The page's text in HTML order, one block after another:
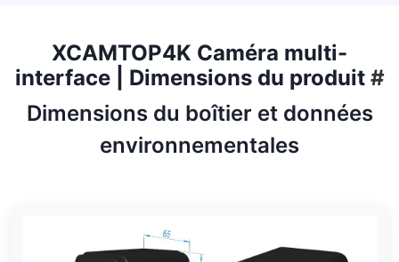
XCAMTOP4K Caméra multi-
interface | Dimensions du produit #
Dimensions du boîtier et données
environnementales